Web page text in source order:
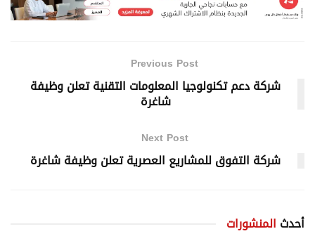
Previous Post
شركة دعم تكنولوجيا المعلومات التقنية تعلن وظيفة
شاغرة
Next Post
شركة التفوق للمشاريع العصرية تعلن وظيفة شاغرة
أحدث المنشورات